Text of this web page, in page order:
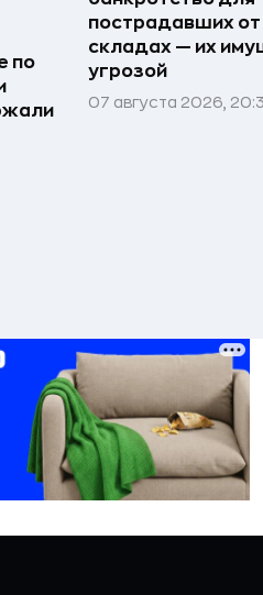
по
пострадавших
складах — их
угрозой
07 августа 2026,